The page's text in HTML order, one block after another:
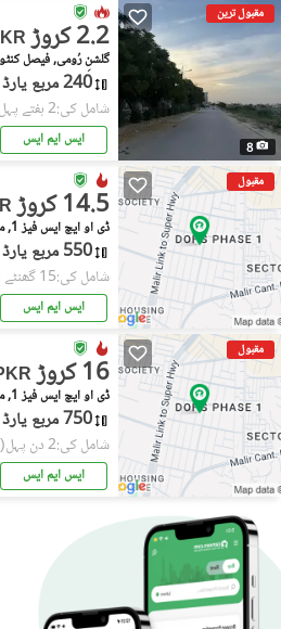
مقبول ترین
8
2.2 کروڑ
گلشنِ رُومی, فیصل
240 مربع یارڈ
شامل کی:2 ہفتے پہل
ایس ایم ایس
مقبول
14.5 کروڑ
ڈی او ایچ ایس فیز 1, ملیر کنٹونمنٹ
550 مربع یارڈ
شامل کی:15 گھنٹے پہل
ایس ایم ایس
مقبول
16 کروڑ
ڈی او ایچ ایس فیز 1, ملیر کنٹونمنٹ
750 مربع یارڈ
شامل کی:2 دن پہل
ایس ایم ایس